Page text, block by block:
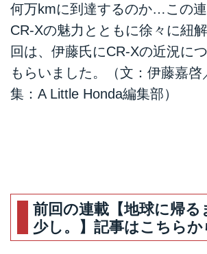
何万kmに到達するのか…この
CR-Xの魅力とともに徐々に紐
回は、伊藤氏にCR-Xの近況に
もらいました。（文：伊藤嘉啓
集：A Little Honda編集部）
前回の連載【地球に帰る
少し。】記事はこちらか